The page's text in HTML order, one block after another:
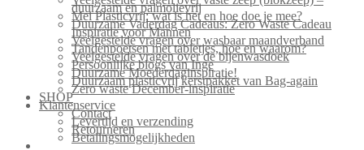
duurzaam en palmolievrij
Mei Plasticvrij: wat is het en hoe doe je mee?
Duurzame Vaderdag Cadeaus: Zero Waste Cadeau
Inspiratie voor Mannen
Veelgestelde vragen over wasbaar maandverband
Tandenpoetsen met tabletjes, hoe en waarom?
Veelgestelde vragen over de bijenwasdoek
Persoonlijke blogs van Inge
Duurzame Moederdaginspiratie!
Duurzaam plasticvrij kerstpakket van Bag-again
Zero waste December-inspiratie
SHOP
Klantenservice
Contact
Levertijd en verzending
Retourneren
Betalingsmogelijkheden